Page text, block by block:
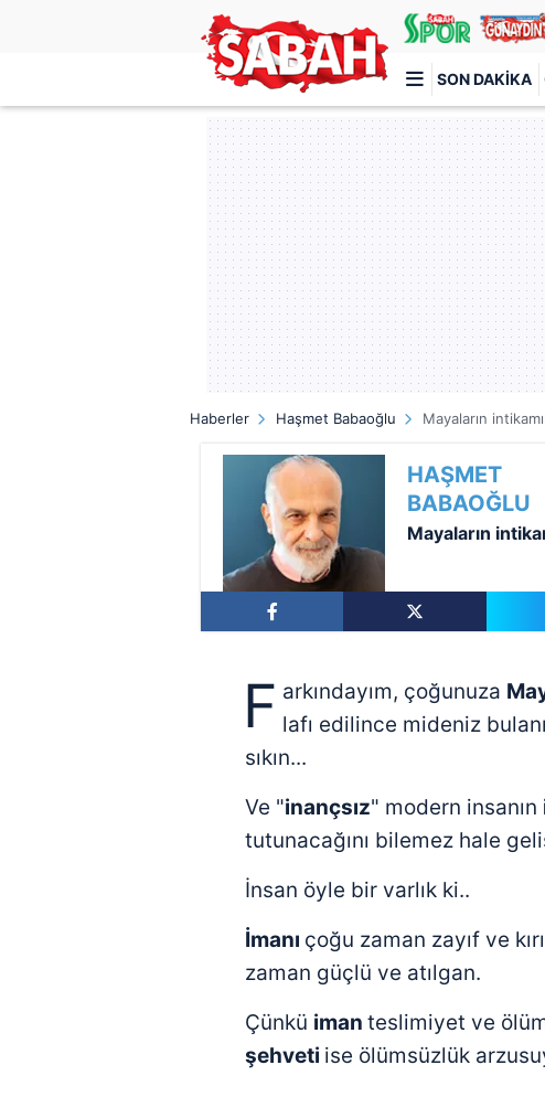
SON DAKIKA
Türkiye'nin en iyi haber sitesi
Haberler Haşmet Babaoğlu Mayaların
HAŞMET
BABAOĞLU
Mayaların
F arkındayım, çoğunuza
lafı edilince mideniz
sıkın...
Ve "inançsız" modern insanın
tutunacağını bilemez hale
İnsan öyle bir varlık ki..
İmanı çoğu zaman zayıf ve
zaman güçlü ve atılgan.
Çünkü iman teslimiyet ve
şehveti ise ölümsüzlük